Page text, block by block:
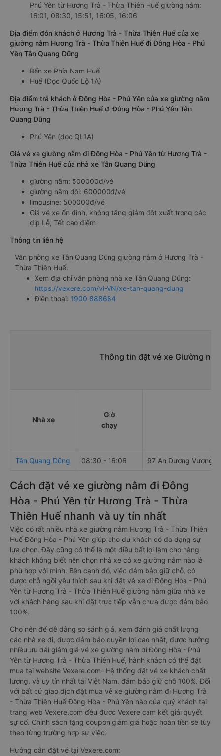
Phú Yên từ Hương Trà - Thừa Thiên Huế giường nằm:
16:01, 08:30, 15:51, 16:05, 16:06
Địa điểm đón khách ở Hương Trà - Thừa Thiên Huế của xe
giường nằm Hương Trà - Thừa Thiên Huế đi Đông Hòa - Phú
Yên Tân Quang Dũng
Bến xe Phía Nam Huế
Huế (Dọc Quốc Lộ 1A)
Địa điểm trả khách ở Đông Hòa - Phú Yên của xe giường nằm
Hương Trà - Thừa Thiên Huế đi Đông Hòa - Phú Yên Tân
Quang Dũng
Phú Yên (dọc QL1A)
Giá vé xe giường nằm đi Đông Hòa - Phú Yên từ Hương Trà -
Thừa Thiên Huế của nhà xe Tân Quang Dũng
giường nằm: 500000đ/vé
giường nằm đôi: 600000đ/vé
limousine: 500000đ/vé
Giá vé xe ổn định, không tăng giảm đột xuất trong các
dịp Lễ, Tết cao điểm
Thông tin liên hệ
Văn phòng xe Tân Quang Dũng giường nằm ở Hương Trà -
Thừa Thiên Huế:
Xem địa chỉ văn phòng nhà xe Tân Quang Dũng:
https://vexere.com/vi-VN/xe-tan-quang-dung
Điện thoại: 1900 888684
Thông tin đặt vé xe Giường
Nhà xe
Giờ
chạy
Tân Quang Dũng 08:30 - 16:06 97 An Dương Vương,
Cách đặt vé xe giường nằm đi Đông
Hòa - Phú Yên từ Hương Trà - Thừa
Thiên Huế nhanh và uy tín nhất
Việc có rất nhiều nhà xe giường nằm Hương Trà - Thừa Thiên
Huế Đông Hòa - Phú Yên giúp cho du khách có đa dạng sự
lựa chọn. Đây cũng có thể là một điều bất lợi làm cho hàng
khách không biết nên chọn nhà xe có xe giường nằm nào là
phù hợp với mình. Bên cạnh đó, việc đảm bảo giữ chỗ, có
được chỗ ngồi yêu thích sau khi đặt vé xe đi Đông Hòa - Phú
Yên từ Hương Trà - Thừa Thiên Huế giường nằm giữa nhà xe
với khách hàng sau khi đặt trực tiếp vẫn chưa được đảm bảo
100%.
Cho nên để dễ dàng so sánh giá, xem đánh giá chất lượng
các nhà xe đi, được đảm bảo quyền lợi cao nhất, được hưởng
nhiều ưu đãi giảm giá vé xe giường nằm đi Đông Hòa - Phú
Yên từ Hương Trà - Thừa Thiên Huế, hành khách có thể đặt
mua tại website Vexere.com- Hệ thống đặt vé xe khách chất
lượng, và uy tín nhất tại Việt Nam, đảm bảo giữ chỗ 100%. Đối
với bất cứ giao dịch đặt mua vé xe giường nằm đi Hương Trà
- Thừa Thiên Huế Đông Hòa - Phú Yên nào của quý khách tại
trang web Vexere.com đều được Vexere cam kết giải quyết
sự cố. Chính sách tặng coupon giảm giá hoặc hoàn tiền sẽ tùy
theo từng trường hợp sự việc.
Hướng dẫn đặt vé tại Vexere.com: